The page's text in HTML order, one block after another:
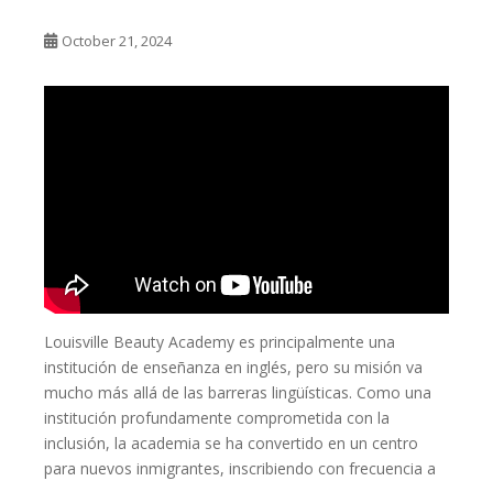
October 21, 2024
Louisville Beauty Academy es principalmente una
institución de enseñanza en inglés, pero su misión va
mucho más allá de las barreras lingüísticas. Como una
institución profundamente comprometida con la
inclusión, la academia se ha convertido en un centro
para nuevos inmigrantes, inscribiendo con frecuencia a